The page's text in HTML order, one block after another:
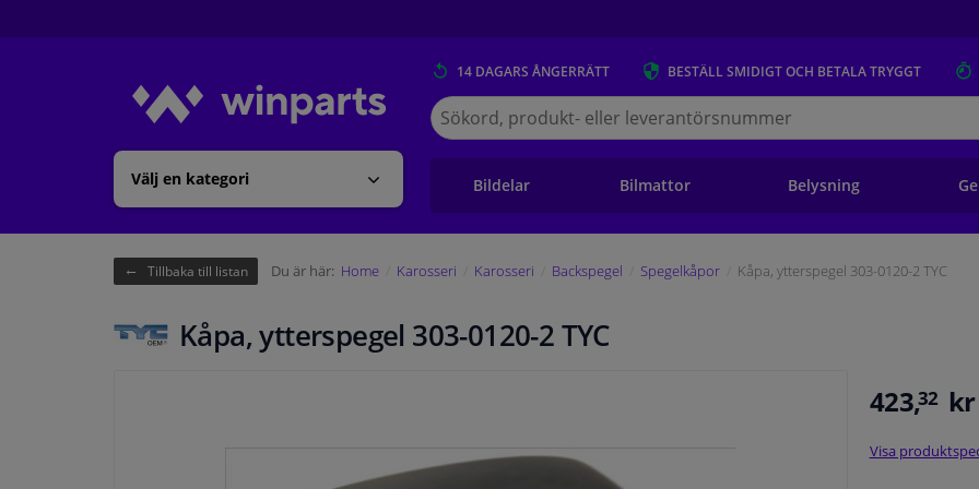
Välj en kategori
14 DAGARS ÅNGERRÄTT BESTÄLL SMIDIGT OCH BETALA TRYGGT
Sök
på
Winparts.se
Bildelar Bilmattor Belysning
Tillbaka till listan Du är här: Home Karosseri Karosseri Backspegel Spegelkåpor Kåpa, ytterspegel 303-0120-2 TYC
Kåpa, ytterspegel 303-0120-2 TYC
423,32 kr
Visa